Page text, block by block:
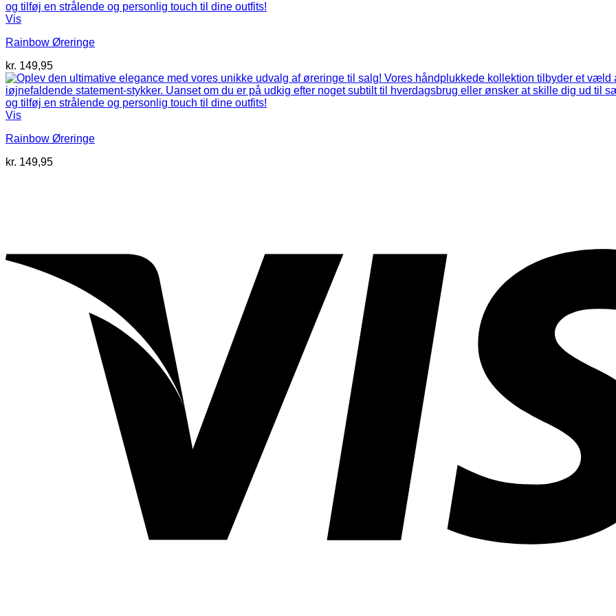
Vis
Rainbow Øreringe
kr. 149,95
Vis
Rainbow Øreringe
kr. 149,95